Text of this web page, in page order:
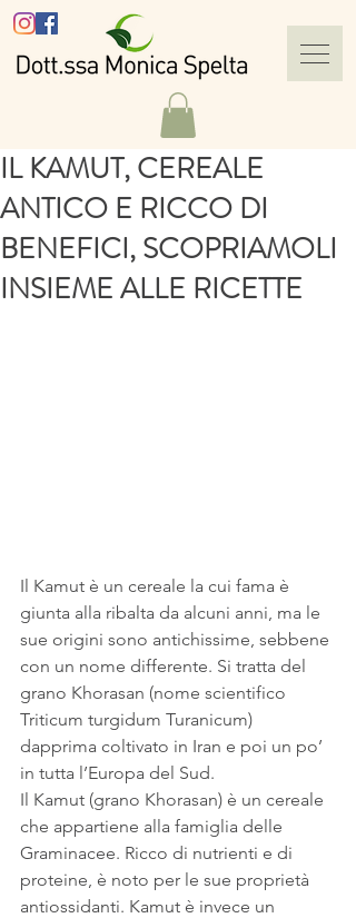
IL KAMUT, CEREALE
ANTICO E RICCO DI
BENEFICI, SCOPRIAMOLI
INSIEME ALLE RICETTE
Il Kamut è un cereale la cui fama è
giunta alla ribalta da alcuni anni, ma le
sue origini sono antichissime, sebbene
con un nome differente. Si tratta del
grano Khorasan (nome scientifico
Triticum turgidum Turanicum)
dapprima coltivato in Iran e poi un po’
in tutta l’Europa del Sud.
Il Kamut (grano Khorasan) è un cereale
che appartiene alla famiglia delle
Graminacee. Ricco di nutrienti e di
proteine, è noto per le sue proprietà
antiossidanti. Kamut è invece un